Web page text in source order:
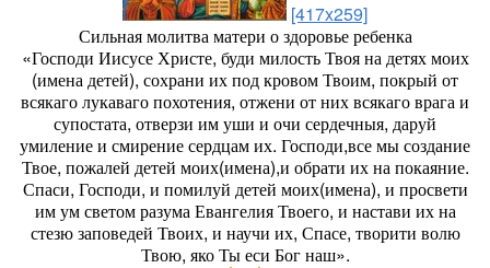
[417x259]
Сильная молитва матери о здоровье ребенка
«Господи Иисусе Христе, буди милость Твоя на детях моих
(имена детей), сохрани их под кровом Твоим, покрый от
всякаго лукаваго похотения, отжени от них всякаго врага и
супостата, отверзи им уши и очи сердечныя, даруй
умиление и смирение сердцам их. Господи,все мы создание
Твое, пожалей детей моих(имена),и обрати их на покаяние.
Спаси, Господи, и помилуй детей моих(имена), и просвети
им ум светом разума Евангелия Твоего, и настави их на
стезю заповедей Твоих, и научи их, Спасе, творити волю
Твою, яко Ты еси Бог наш».